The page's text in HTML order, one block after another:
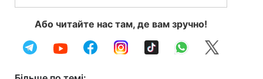
Або читайте нас там, де вам зручно!